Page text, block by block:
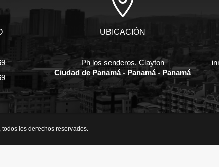
UBICACIÓN
Ph los senderos, Clayton
Ciudad de Panamá - Panamá - Panamá
, todos los derechos reservados.